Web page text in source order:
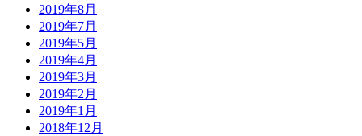
2019年8月
2019年7月
2019年5月
2019年4月
2019年3月
2019年2月
2019年1月
2018年12月